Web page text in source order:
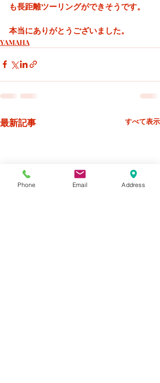
も長距離ツーリングができそうです。
本当にありがとうございました。
YAMAHA
最新記事 すべて表示
Phone Email Address